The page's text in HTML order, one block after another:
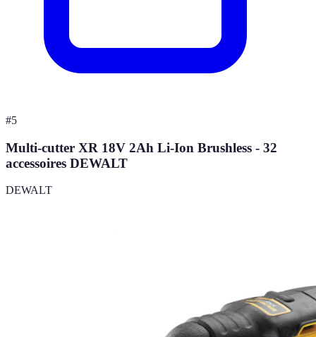
#5
Multi-cutter XR 18V 2Ah Li-Ion Brushless - 32
accessoires DEWALT
DEWALT